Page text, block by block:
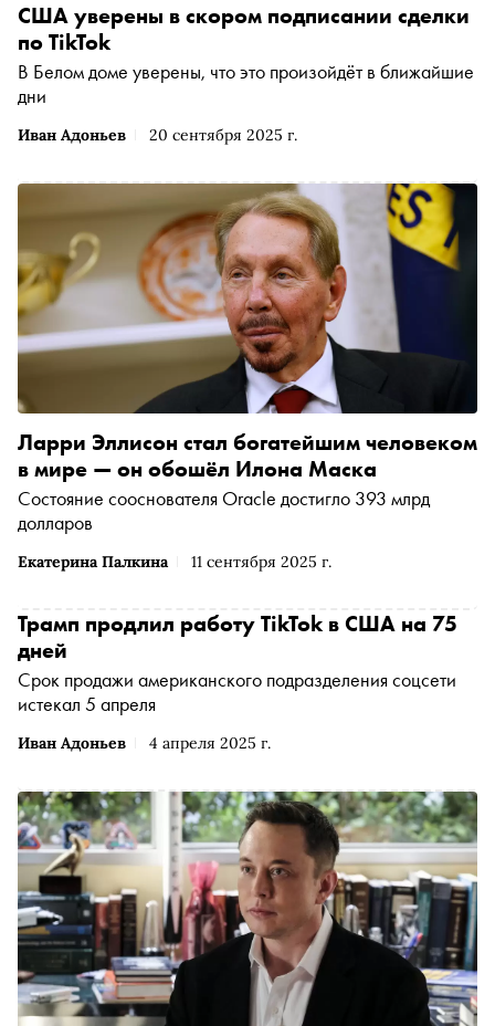
Иван Адоньев 20 сентября 2025 г.
США уверены в скором подписании сделки
по TikTok
В Белом доме уверены, что это произойдёт в ближайшие
дни
Екатерина Палкина 11 сентября 2025 г.
Ларри Эллисон стал богатейшим человеком
в мире — он обошёл Илона Маска
Состояние сооснователя Oracle достигло 393 млрд
долларов
Иван Адоньев 4 апреля 2025 г.
Трамп продлил работу TikTok в США на 75
дней
Срок продажи американского подразделения соцсети
истекал 5 апреля